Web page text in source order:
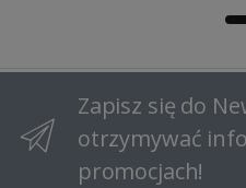
Zapisz się do
otrzymywać
promocjach!